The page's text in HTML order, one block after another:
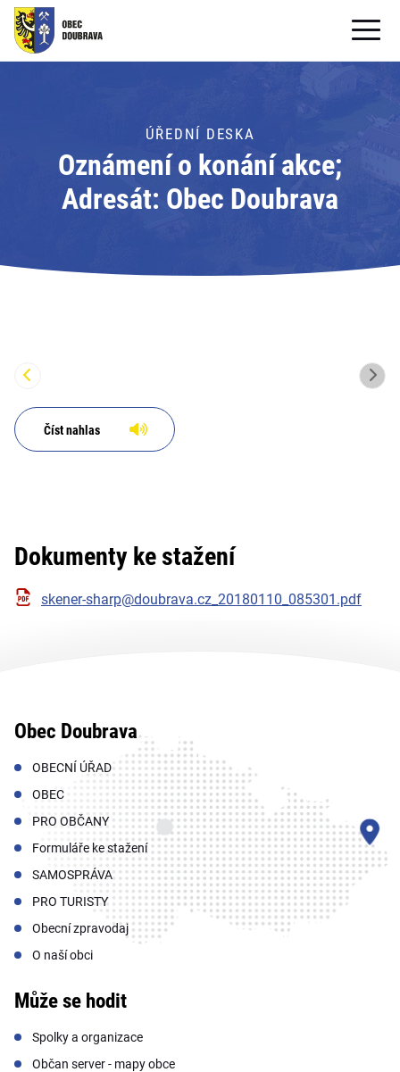
OBECNÍ ÚŘAD
PRO OBČANY
Formuláře ke stažení
PRO TURISTY
ÚŘEDNÍ DESKA
Oznámení o konání akce;
Adresát: Obec Doubrava
Číst nahlas
Dokumenty ke stažení
skener-sharp@doubrava.cz_20180110_085301.pdf
Obec Doubrava
OBECNÍ ÚŘAD
OBEC
PRO OBČANY
Formuláře ke stažení
SAMOSPRÁVA
PRO TURISTY
Obecní zpravodaj
O naší obci
Může se hodit
Spolky a organizace
Občan server - mapy obce